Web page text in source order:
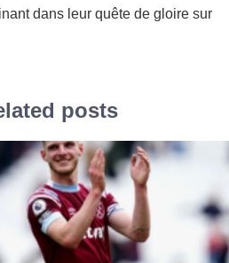
dans leur quête de gloire sur
posts